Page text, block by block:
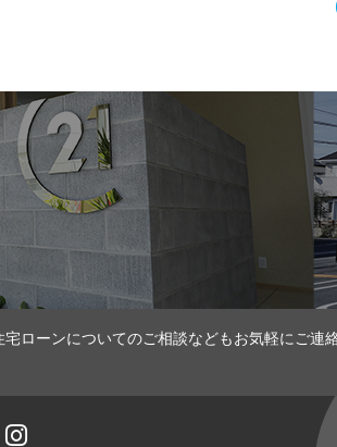
ローンについてのご相談などもお気軽にご連